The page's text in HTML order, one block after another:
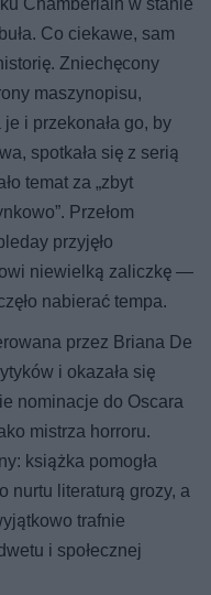
Chamberlain w stanie
Co ciekawe, sam
Zniechęcony
maszynopisu,
i przekonała go, by
spotkała się z serią
temat za „zbyt
Przełom
przyjęło
niewielką zaliczkę —
nabierać tempa.
przez Briana De
i okazała się
nominacje do Oscara
mistrza horroru.
książka pomogła
nurtu literaturą grozy, a
trafnie
i społecznej